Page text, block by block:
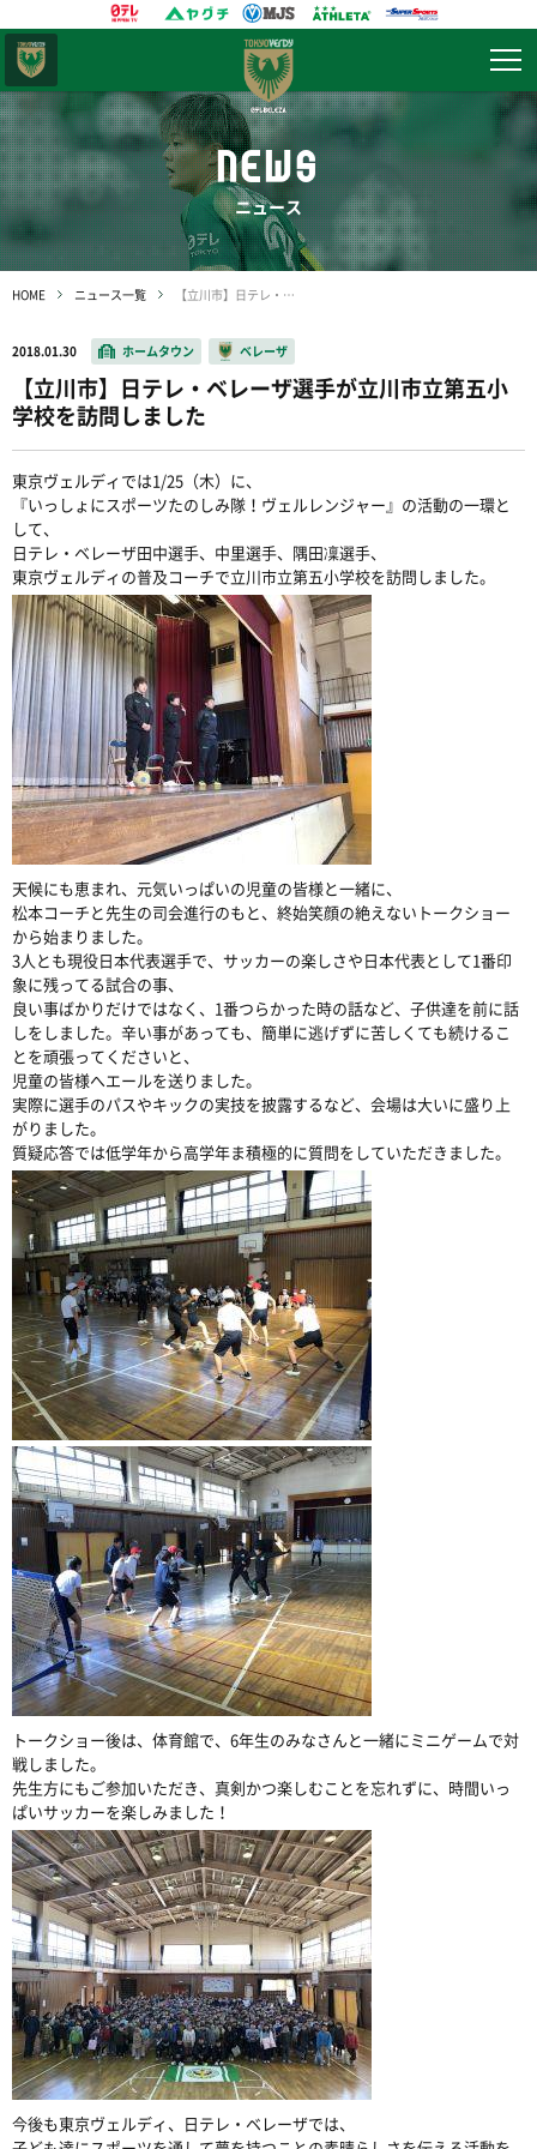
NEWS
ニュース
HOME ニュース一覧 【立川市】日テレ・ベレーザ選手が立川市立第五小学校を訪問しました
2018.01.30 ホームタウン ベレーザ
【立川市】日テレ・ベレーザ選手が立川市立第五小
学校を訪問しました
東京ヴェルディでは1/25（木）に、
『いっしょにスポーツたのしみ隊！ヴェルレンジャー』の活動の一環と
して、
日テレ・ベレーザ田中選手、中里選手、隅田凜選手、
東京ヴェルディの普及コーチで立川市立第五小学校を訪問しました。
天候にも恵まれ、元気いっぱいの児童の皆様と一緒に、
松本コーチと先生の司会進行のもと、終始笑顔の絶えないトークショー
から始まりました。
3人とも現役日本代表選手で、サッカーの楽しさや日本代表として1番印
象に残ってる試合の事、
良い事ばかりだけではなく、1番つらかった時の話など、子供達を前に話
しをしました。辛い事があっても、簡単に逃げずに苦しくても続けるこ
とを頑張ってくださいと、
児童の皆様へエールを送りました。
実際に選手のパスやキックの実技を披露するなど、会場は大いに盛り上
がりました。
質疑応答では低学年から高学年ま積極的に質問をしていただきました。
トークショー後は、体育館で、6年生のみなさんと一緒にミニゲームで対
戦しました。
先生方にもご参加いただき、真剣かつ楽しむことを忘れずに、時間いっ
ぱいサッカーを楽しみました！
今後も東京ヴェルディ、日テレ・ベレーザでは、